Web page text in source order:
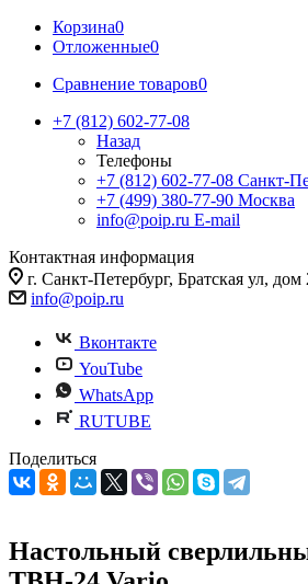
Корзина0
Отложенные0
Сравнение товаров0
+7 (812) 602-77-08
Назад
Телефоны
+7 (812) 602-77-08 Санкт-
+7 (499) 380-77-90 Москва
info@poip.ru E-mail
Контактная информация
г. Санкт-Петербург, Братская ул,
info@poip.ru
Вконтакте
YouTube
WhatsApp
RUTUBE
Поделиться
Настольный